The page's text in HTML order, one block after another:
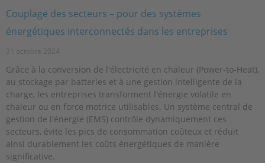
Couplage des secteurs – pour des systèmes
énergétiques interconnectés dans les entreprises
31 octobre 2024
Grâce à la conversion de l'électricité en chaleur (Power-to-Heat),
au stockage par batteries et à une gestion intelligente de la
charge, les entreprises transforment l'énergie volatile en
chaleur ou en force motrice utilisables. Un système central de
gestion de l'énergie (EMS) contrôle dynamiquement ces
secteurs, évite les pics de consommation coûteux et réduit
ainsi durablement les coûts énergétiques de manière
significative.